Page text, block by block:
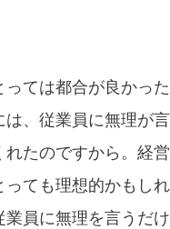
ては都合が良かった
は、従業員に無理が
れたのですから。経
っても理想的かもし
業員に無理を言うだ